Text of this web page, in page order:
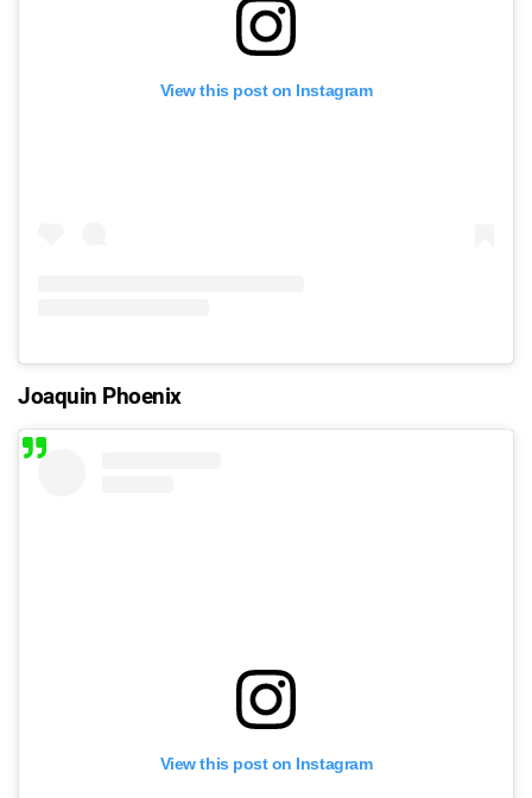
View this post on Instagram
Joaquin Phoenix
View this post on Instagram